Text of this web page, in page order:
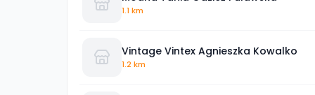
1.1 km
Vintage Vintex Agnieszka Kowalko
1.2 km